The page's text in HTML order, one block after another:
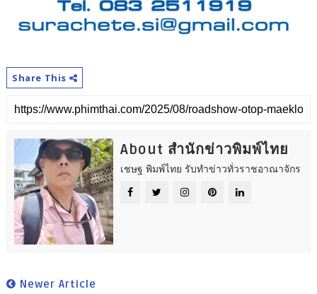
Share This
About สำนักข่าวพิมพ์ไทย
เชษฐ พิมพ์ไทย รับทำข่าวทั่วราชอาณาจักร
Newer Article